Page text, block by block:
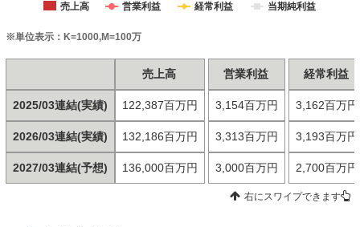
売上高 営業利益 経常利益 当期純利益
※単位表示：K=1000,M=100万
2025/03連結(実績)
2026/03連結(実績)
2027/03連結(予想)
売上高
122,387百万円
132,186百万円
136,000百万円
営業利益
3,154百万円
3,313百万円
3,000百万円
経常利益
3,162百万円
3,193百万円
2,700百万円
右にスワイプできます